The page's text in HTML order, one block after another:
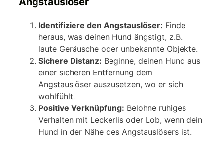
Identifiziere den Angstauslöser: Finde
heraus, was deinen Hund ängstigt, z.B.
laute Geräusche oder unbekannte Objekte.
Sichere Distanz: Beginne, deinen Hund aus
einer sicheren Entfernung dem
Angstauslöser auszusetzen, wo er sich
wohlfühlt.
Positive Verknüpfung: Belohne ruhiges
Verhalten mit Leckerlis oder Lob, wenn dein
Hund in der Nähe des Angstauslösers ist.